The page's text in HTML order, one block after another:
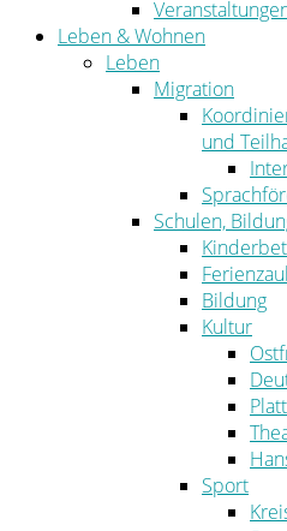
Leben & Wohnen
Leben
Migration
und
Schulen,
Bildung
Kultur
Sport